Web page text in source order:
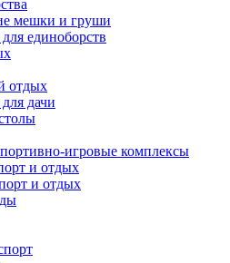
мешки и груши
единоборств
отдых
дачи
игровые комплексы
и отдых
и отдых